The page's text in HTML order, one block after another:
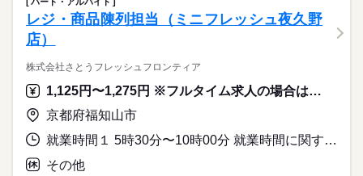
レジ・商品陳列担当（ミニフレッシュ夜久野
店）
株式会社さとうフレッシュフロンティア
1,125円〜1,275円 ※フルタイム求人の場合は月額（換算額）、パート求人の場合は時間額を表示しています。
京都府福知山市
就業時間１ 5時30分〜10時00分 就業時間に関する特記事項 ＊勤務できる日数・曜日についてご相談に応じます。
その他